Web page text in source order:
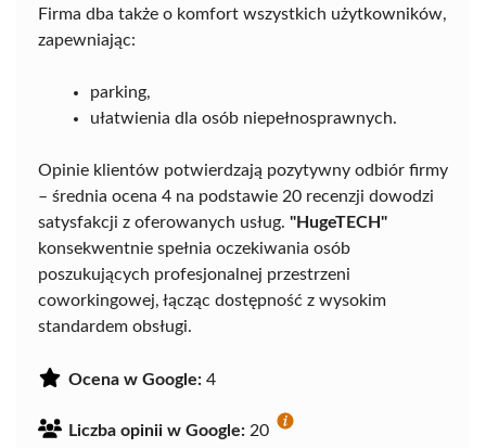
Firma dba także o komfort wszystkich użytkowników,
zapewniając:
parking,
ułatwienia dla osób niepełnosprawnych.
Opinie klientów potwierdzają pozytywny odbiór firmy
– średnia ocena 4 na podstawie 20 recenzji dowodzi
satysfakcji z oferowanych usług. "HugeTECH"
konsekwentnie spełnia oczekiwania osób
poszukujących profesjonalnej przestrzeni
coworkingowej, łącząc dostępność z wysokim
standardem obsługi.
Ocena w Google: 4
Liczba opinii w Google: 20